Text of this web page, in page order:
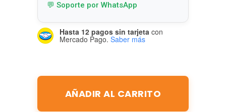
💬 Soporte por WhatsApp
Hasta 12 pagos sin tarjeta con
Mercado Pago. Saber más
AÑADIR AL CARRITO